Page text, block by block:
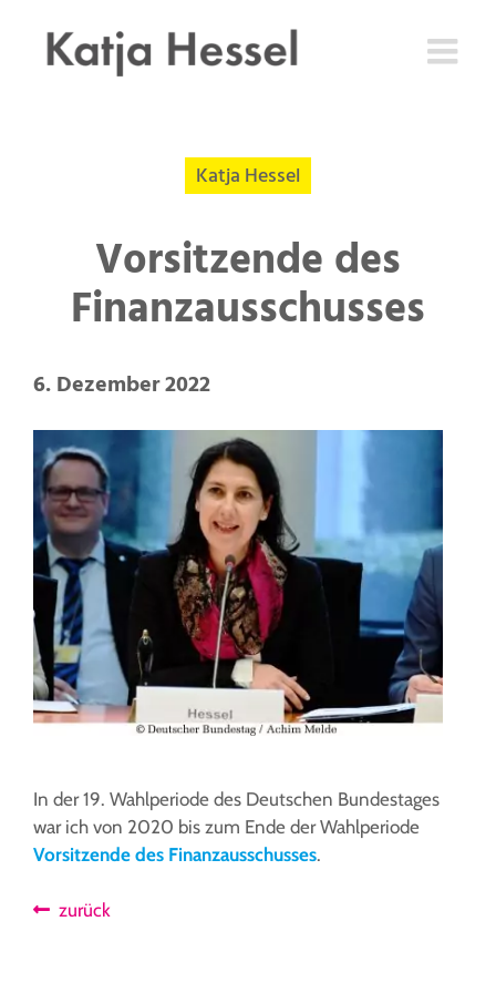
springen
Katja Hessel
Vorsitzende des
Finanzausschusses
6. Dezember 2022
In der 19. Wahlperiode des Deutschen Bundestages
war ich von 2020 bis zum Ende der Wahlperiode
Vorsitzende des Finanzausschusses.
zurück